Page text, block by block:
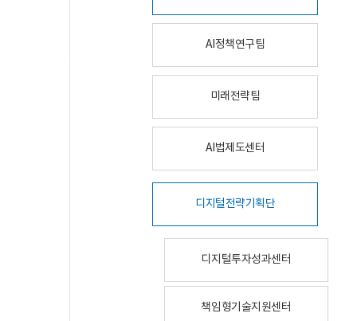
AI정책연구팀
미래전략팀
AI법제도센터
디지털전략기획단
디지털투자성과센터
책임형기술지원센터